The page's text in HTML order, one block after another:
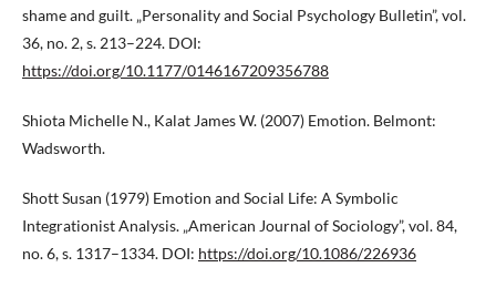
shame and guilt. „Personality and Social Psychology Bulletin”, vol.
36, no. 2, s. 213–224. DOI:
https://doi.org/10.1177/0146167209356788
Shiota Michelle N., Kalat James W. (2007) Emotion. Belmont:
Wadsworth.
Shott Susan (1979) Emotion and Social Life: A Symbolic
Integrationist Analysis. „American Journal of Sociology”, vol. 84,
no. 6, s. 1317–1334. DOI: https://doi.org/10.1086/226936